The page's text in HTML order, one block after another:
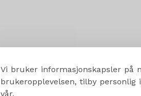
Vi bruker informasjonskapsler på
brukeropplevelsen, tilby personlig
vår.